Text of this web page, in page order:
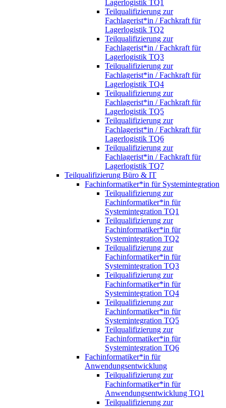
Lagerlogistik TQ1
Teilqualifizierung zur
Fachlagerist*in / Fachkraft für
Lagerlogistik TQ2
Teilqualifizierung zur
Fachlagerist*in / Fachkraft für
Lagerlogistik TQ3
Teilqualifizierung zur
Fachlagerist*in / Fachkraft für
Lagerlogistik TQ4
Teilqualifizierung zur
Fachlagerist*in / Fachkraft für
Lagerlogistik TQ5
Teilqualifizierung zur
Fachlagerist*in / Fachkraft für
Lagerlogistik TQ6
Teilqualifizierung zur
Fachlagerist*in / Fachkraft für
Lagerlogistik TQ7
Teilqualifizierung Büro & IT
Fachinformatiker*in für Systemintegration
Teilqualifizierung zur
Fachinformatiker*in für
Systemintegration TQ1
Teilqualifizierung zur
Fachinformatiker*in für
Systemintegration TQ2
Teilqualifizierung zur
Fachinformatiker*in für
Systemintegration TQ3
Teilqualifizierung zur
Fachinformatiker*in für
Systemintegration TQ4
Teilqualifizierung zur
Fachinformatiker*in für
Systemintegration TQ5
Teilqualifizierung zur
Fachinformatiker*in für
Systemintegration TQ6
Fachinformatiker*in für
Anwendungsentwicklung
Teilqualifizierung zur
Fachinformatiker*in für
Anwendungsentwicklung TQ1
Teilqualifizierung zur